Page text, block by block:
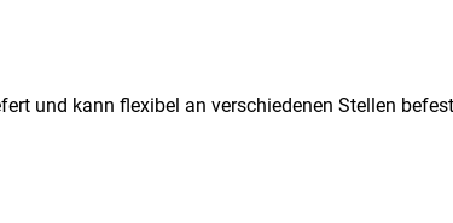
und kann flexibel an verschiedenen Stellen